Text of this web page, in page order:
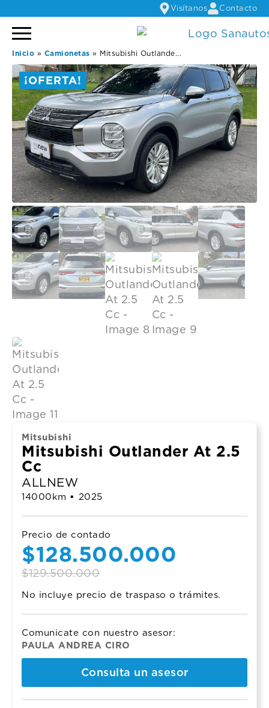
Visítanos Contacto
Inicio » Camionetas » Mitsubishi Outlande...
¡OFERTA!
Mitsubishi
Mitsubishi Outlander At 2.5
Cc
ALLNEW
14000km • 2025
Precio de contado
$129.500.000
Original
price
was:
$129.500.000.
$128.500.000
Current
price
is:
$128.500.000.
No incluye precio de traspaso o trámites.
Comunicate con nuestro asesor:
PAULA ANDREA CIRO
Consulta un asesor